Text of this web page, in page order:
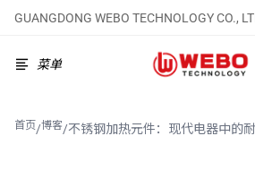
GUANGDONG WEBO TECHNOLOGY CO.,
菜单
首页/博客/不锈钢加热元件：现代电器中的